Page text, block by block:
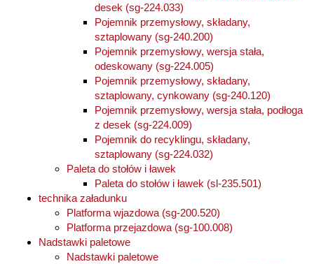
desek (sg-224.033)
Pojemnik przemysłowy, składany,
sztaplowany (sg-240.200)
Pojemnik przemysłowy, wersja stała,
odeskowany (sg-224.005)
Pojemnik przemysłowy, składany,
sztaplowany, cynkowany (sg-240.120)
Pojemnik przemysłowy, wersja stała, podłoga
z desek (sg-224.009)
Pojemnik do recyklingu, składany,
sztaplowany (sg-224.032)
Paleta do stołów i ławek
Paleta do stołów i ławek (sl-235.501)
technika załadunku
Platforma wjazdowa (sg-200.520)
Platforma przejazdowa (sg-100.008)
Nadstawki paletowe
Nadstawki paletowe